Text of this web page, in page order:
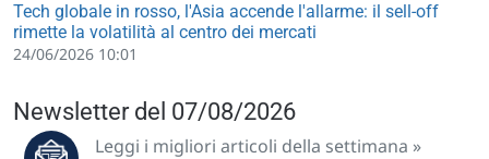
Tech globale in rosso, l'Asia accende l'allarme: il sell-off
rimette la volatilità al centro dei mercati
24/06/2026 10:01
Newsletter del 07/08/2026
Leggi i migliori articoli della settimana »